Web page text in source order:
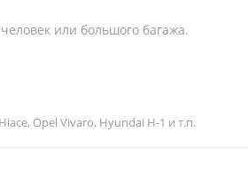
или большого багажа.
Opel Vivaro, Hyundai H-1 и т.п.